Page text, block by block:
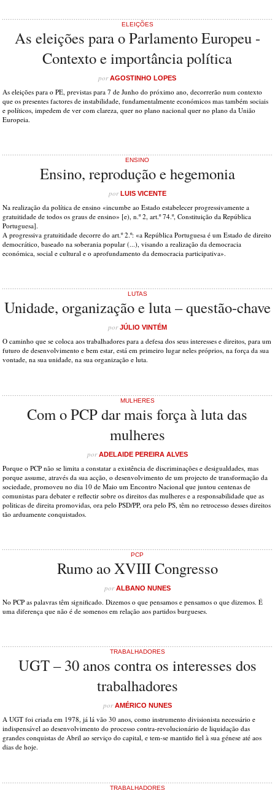
ELEIÇÕES
As eleições para o Parlamento Europeu -
Contexto e importância política
porAGOSTINHO LOPES
As eleições para o PE, previstas para 7 de Junho do próximo ano, decorrerão num contexto
que os presentes factores de instabilidade, fundamentalmente económicos mas também sociais
e políticos, impedem de ver com clareza, quer no plano nacional quer no plano da União
Europeia.
ENSINO
Ensino, reprodução e hegemonia
porLUIS VICENTE
Na realização da política de ensino «incumbe ao Estado estabelecer progressivamente a
gratuitidade de todos os graus de ensino» [e), n.º 2, art.º 74.º, Constituição da República
Portuguesa].
A progressiva gratuitidade decorre do art.º 2.º: «a República Portuguesa é um Estado de direito
democrático, baseado na soberania popular (...), visando a realização da democracia
económica, social e cultural e o aprofundamento da democracia participativa».
LUTAS
Unidade, organização e luta – questão-chave
porJÚLIO VINTÉM
O caminho que se coloca aos trabalhadores para a defesa dos seus interesses e direitos, para um
futuro de desenvolvimento e bem estar, está em primeiro lugar neles próprios, na força da sua
vontade, na sua unidade, na sua organização e luta.
MULHERES
Com o PCP dar mais força à luta das
mulheres
porADELAIDE PEREIRA ALVES
Porque o PCP não se limita a constatar a existência de discriminações e desigualdades, mas
porque assume, através da sua acção, o desenvolvimento de um projecto de transformação da
sociedade, promoveu no dia 10 de Maio um Encontro Nacional que juntou centenas de
comunistas para debater e reflectir sobre os direitos das mulheres e a responsabilidade que as
politicas de direita promovidas, ora pelo PSD/PP, ora pelo PS, têm no retrocesso desses direitos
tão arduamente conquistados.
PCP
Rumo ao XVIII Congresso
porALBANO NUNES
No PCP as palavras têm significado. Dizemos o que pensamos e pensamos o que dizemos. É
uma diferença que não é de somenos em relação aos partidos burgueses.
TRABALHADORES
UGT – 30 anos contra os interesses dos
trabalhadores
porAMÉRICO NUNES
A UGT foi criada em 1978, já lá vão 30 anos, como instrumento divisionista necessário e
indispensável ao desenvolvimento do processo contra-revolucionário de liquidação das
grandes conquistas de Abril ao serviço do capital, e tem-se mantido fiel à sua génese até aos
dias de hoje.
TRABALHADORES